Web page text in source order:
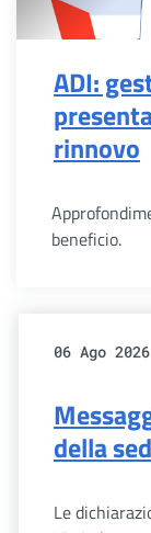
ADI:
rinnovo
beneficio.
06 Ago 2026
della
Le